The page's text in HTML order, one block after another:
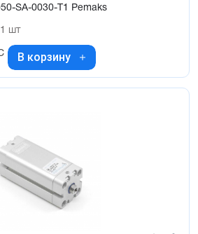
SA-0030-T1 Pemaks
шт
В корзину